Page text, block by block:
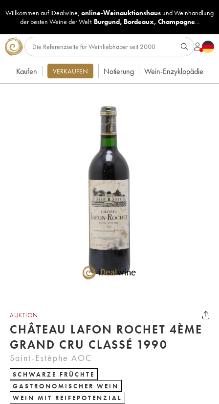
Willkommen auf iDealwine, online-Weinauktionshaus undWeinhandlung
der besten Weine der Welt: Burgund, Bordeaux, Champagne...
Kaufen VERKAUFEN Notierung Wein-Enzyklopädie
AUKTION
CHÂTEAU LAFON ROCHET 4ÈME
GRAND CRU CLASSÉ 1990
Saint-Estèphe AOC
SCHWARZE FRÜCHTE
GASTRONOMISCHER WEIN
WEIN MIT REIFEPOTENZIAL